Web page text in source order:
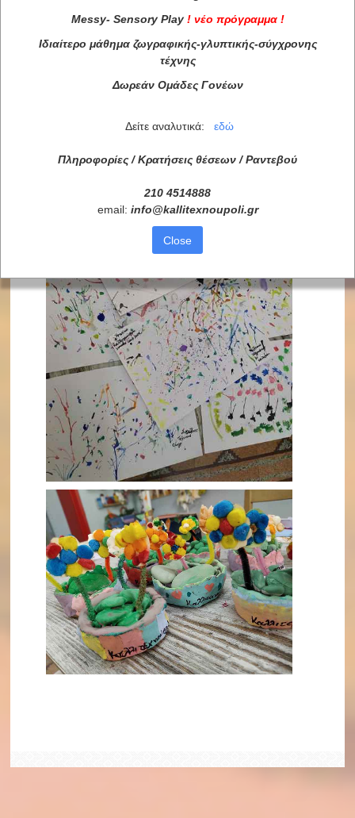
Messy- Sensory Play ! νέο πρόγραμμα !
Ιδιαίτερο μάθημα ζωγραφικής-γλυπτικής-σύγχρονης
τέχνης
Δωρεάν Ομάδες Γονέων
Δείτε αναλυτικά: εδώ
Πληροφορίες / Κρατήσεις θέσεων / Ραντεβού
210 4514888
email: info@kallitexnoupoli.gr
Close